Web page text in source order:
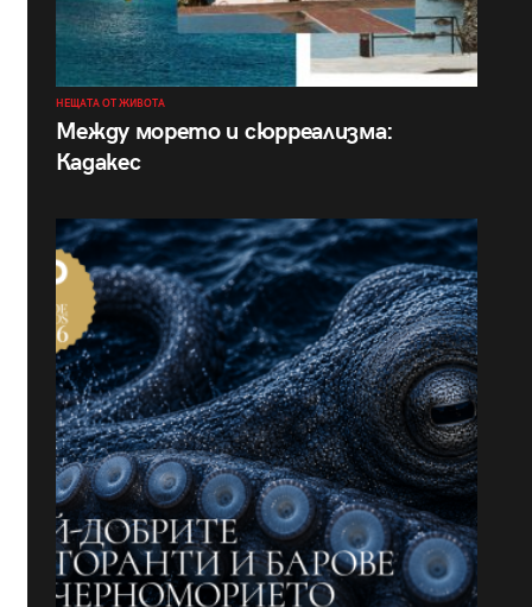
НЕЩАТА ОТ ЖИВОТА
Между морето и сюрреализма:
Кадакес